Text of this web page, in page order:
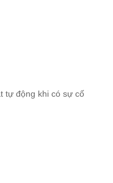
tự động khi có sự cố